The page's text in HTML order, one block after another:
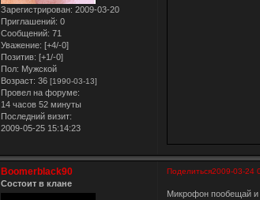
Зарегистрирован: 2009-03-20
Приглашений: 0
Сообщений: 71
Уважение: [+4/-0]
Позитив: [+1/-0]
Пол: Мужской
Возраст: 36 [1990-03-13]
Провел на форуме:
14 часов 52 минуты
Последний визит:
2009-05-25 15:14:23
Поделиться2009-03-24
Boomerblack90
Состоит в клане
Микрофон пообещай и